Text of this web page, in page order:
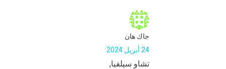
جاك هان
24 أبريل 2024
تشاو سيلفيا,